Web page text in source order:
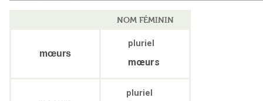
NOM FÉMININ
mœurs
pluriel
mœurs
pluriel